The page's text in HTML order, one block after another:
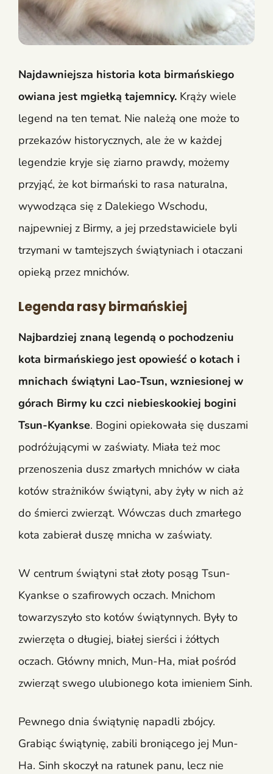
Najdawniejsza historia kota birmańskiego
owiana jest mgiełką tajemnicy. Krąży wiele
legend na ten temat. Nie należą one może to
przekazów historycznych, ale że w każdej
legendzie kryje się ziarno prawdy, możemy
przyjąć, że kot birmański to rasa naturalna,
wywodząca się z Dalekiego Wschodu,
najpewniej z Birmy, a jej przedstawiciele byli
trzymani w tamtejszych świątyniach i otaczani
opieką przez mnichów.
Legenda rasy birmańskiej
Najbardziej znaną legendą o pochodzeniu
kota birmańskiego jest opowieść o kotach i
mnichach świątyni Lao-Tsun, wzniesionej w
górach Birmy ku czci niebieskookiej bogini
Tsun-Kyankse. Bogini opiekowała się duszami
podróżującymi w zaświaty. Miała też moc
przenoszenia dusz zmarłych mnichów w ciała
kotów strażników świątyni, aby żyły w nich aż
do śmierci zwierząt. Wówczas duch zmarłego
kota zabierał duszę mnicha w zaświaty.
W centrum świątyni stał złoty posąg Tsun-
Kyankse o szafirowych oczach. Mnichom
towarzyszyło sto kotów świątynnych. Były to
zwierzęta o długiej, białej sierści i żółtych
oczach. Główny mnich, Mun-Ha, miał pośród
zwierząt swego ulubionego kota imieniem Sinh.
Pewnego dnia świątynię napadli zbójcy.
Grabiąc świątynię, zabili broniącego jej Mun-
Ha. Sinh skoczył na ratunek panu, lecz nie